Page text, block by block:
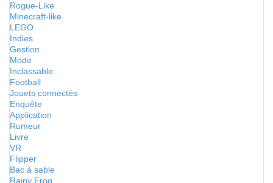
Rogue-Like
Minecraft-like
LEGO
Indies
Gestion
Mode
Inclassable
Football
Jouets connectés
Enquête
Application
Rumeur
Livre
VR
Flipper
Bac à sable
Rainy Frog